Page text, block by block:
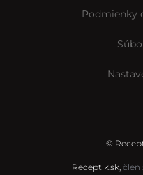
Podmienky
©
Receptik.sk, člen